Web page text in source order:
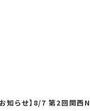
知らせ】8/7 第2回関西